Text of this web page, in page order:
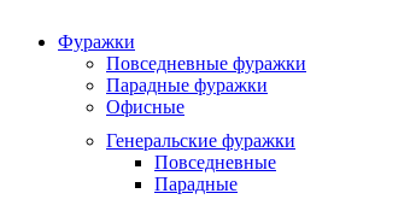
Фуражки
Повседневные фуражки
Парадные фуражки
Офисные
Генеральские фуражки
Повседневные
Парадные